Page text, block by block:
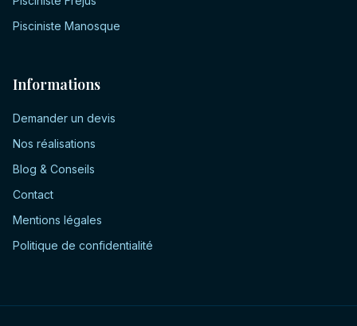
Pisciniste Manosque
Informations
Demander un devis
Nos réalisations
Blog & Conseils
Contact
Mentions légales
Politique de confidentialité